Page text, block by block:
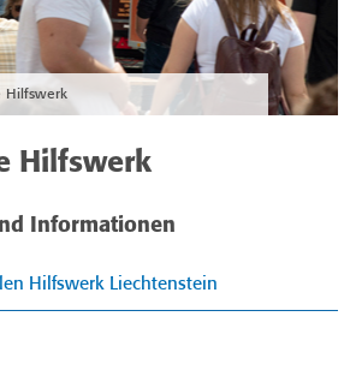
Hilfswerk
Hilfswerk
Informationen
Hilfswerk Liechtenstein